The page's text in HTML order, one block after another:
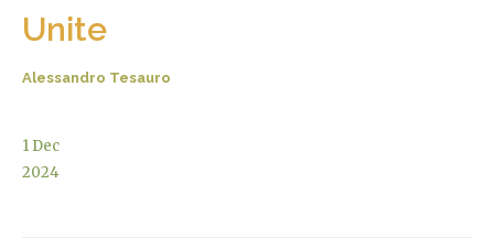
Unite
Alessandro Tesauro
1 Dec
2024